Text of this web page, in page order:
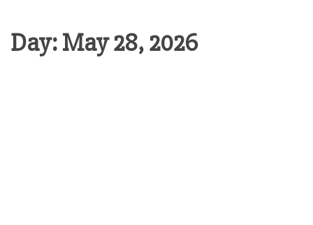
Day:May 28, 2026